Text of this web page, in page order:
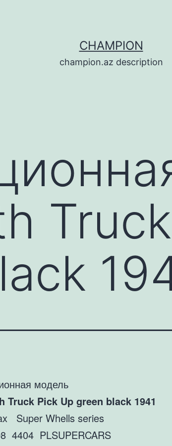
CHAMPION
champion.az description
модель
Truck Pick Up green black 1941
Super Whells series
4404 PLSUPERCARS